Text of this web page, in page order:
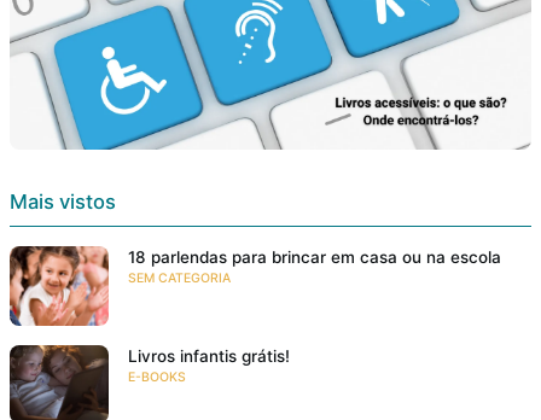
Mais vistos
18 parlendas para brincar em casa ou na escola
SEM CATEGORIA
Livros infantis grátis!
E-BOOKS